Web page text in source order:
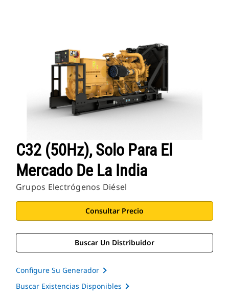
C32 (50Hz), Solo Para El
Mercado De La India
Grupos Electrógenos Diésel
Consultar Precio
Buscar Un Distribuidor
Configure Su Generador
Buscar Existencias Disponibles